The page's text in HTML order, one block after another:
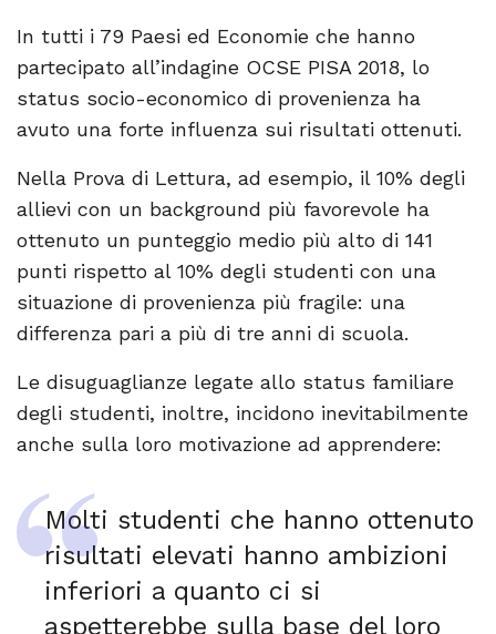
In tutti i 79 Paesi ed Economie che hanno
partecipato all’indagine OCSE PISA 2018, lo
status socio-economico di provenienza ha
avuto una forte influenza sui risultati ottenuti.
Nella Prova di Lettura, ad esempio, il 10% degli
allievi con un background più favorevole ha
ottenuto un punteggio medio più alto di 141
punti rispetto al 10% degli studenti con una
situazione di provenienza più fragile: una
differenza pari a più di tre anni di scuola.
Le disuguaglianze legate allo status familiare
degli studenti, inoltre, incidono inevitabilmente
anche sulla loro motivazione ad apprendere:
Molti studenti che hanno ottenuto
risultati elevati hanno ambizioni
inferiori a quanto ci si
aspetterebbe sulla base del loro